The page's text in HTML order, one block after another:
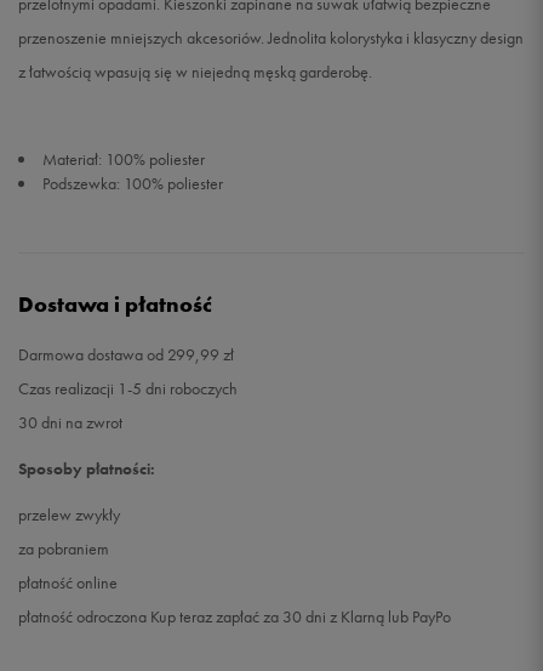
przenoszenie mniejszych akcesoriów. Jednolita kolorystyka i klasyczny design
z łatwością wpasują się w niejedną męską garderobę.
Materiał: 100% poliester
Podszewka: 100% poliester
Dostawa i płatność
Darmowa dostawa od 299,99 zł
Czas realizacji 1-5 dni roboczych
30 dni na zwrot
Sposoby płatności:
przelew zwykły
za pobraniem
płatność online
płatność odroczona Kup teraz zapłać za 30 dni z Klarną lub PayPo